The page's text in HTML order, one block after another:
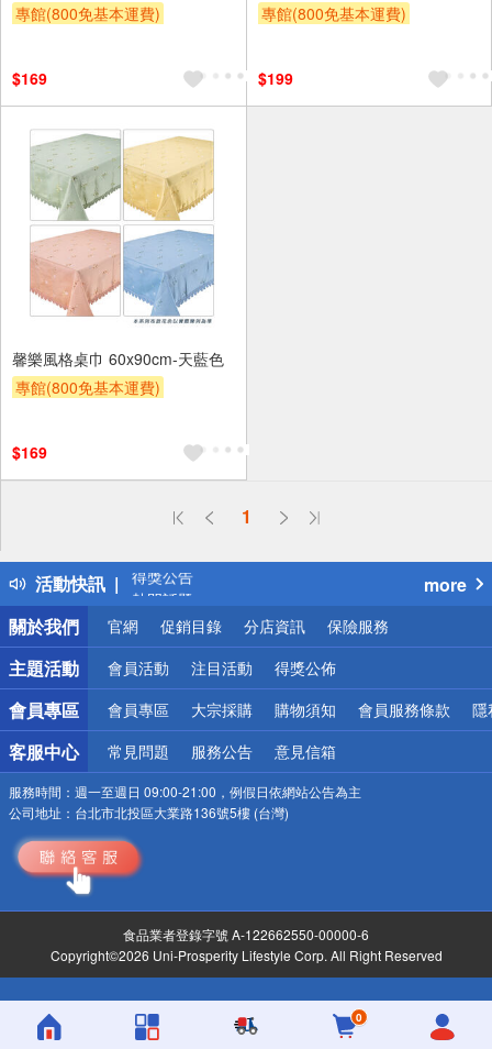
專館(800免基本運費)
$169
專館(800免基本運費)
$199
馨樂風格桌巾 60x90cm-天藍色
專館(800免基本運費)
$169
1
活動快訊
偏遠地區配送
得獎公告
熱門話題
銀行優惠
偏遠地區配送
詐騙網頁！請小心！
more
關於我們
官網 促銷目錄 分店資訊 保險服務
主題活動 會員活動 注目活動 得獎公佈
會員專區 會員專區 大宗採購 購物須知 會員服務條款 隱
客服中心 常見問題 服務公告 意見信箱
服務時間： 週一至週日 09:00-21:00，例假日依網站公告為主
公司地址： 台北市北投區大業路136號5樓 (台灣)
食品業者登錄字號 A-122662550-00000-6
Copyright©2026 Uni-Prosperity Lifestyle Corp. All Right Reserved
0